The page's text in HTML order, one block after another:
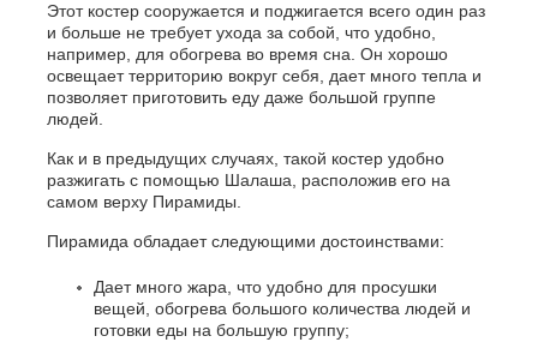
Этот костер сооружается и поджигается всего один раз
и больше не требует ухода за собой, что удобно,
например, для обогрева во время сна. Он хорошо
освещает территорию вокруг себя, дает много тепла и
позволяет приготовить еду даже большой группе
людей.
Как и в предыдущих случаях, такой костер удобно
разжигать с помощью Шалаша, расположив его на
самом верху Пирамиды.
Пирамида обладает следующими достоинствами:
Дает много жара, что удобно для просушки
вещей, обогрева большого количества людей и
готовки еды на большую группу;